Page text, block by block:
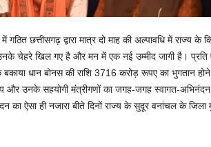
छत्तीसगढ़ द्वारा मात्र दो माह की अल्पावधि में राज्य
चेहरे खिल गए है और मन में एक नई उम्मीद जागी है। प्रति
बकाया धान बोनस की राशि 3716 करोड़ रूपए का भुगतान
और उनके सहयोगी मंत्रीगणों का जगह-जगह स्वागत-
का ऐसा ही नजारा बीते दिनों राज्य के सुदूर वनांचल के